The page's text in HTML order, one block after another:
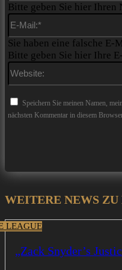
Bitte geben Sie hier Ihren
Sie haben eine falsche E-
Bitte geben Sie hier Ihre
Speichern Sie meinen Namen,
nächsten Kommentar in diesem
WEITERE NEWS
LEAGUE
„Zack Snyder’s